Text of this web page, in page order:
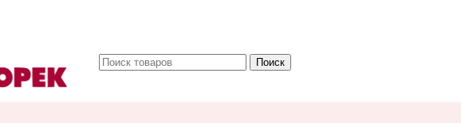
Поиск